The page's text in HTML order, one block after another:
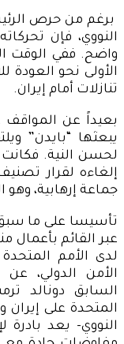
برغم من حرص
النووي، فإن
واضح. ففي الوقت
الأولى نحو العودة
تنازلات أمام إيران.
بعيداً عن المواقف
يبعثها “بايدن”
لحسن النية. فكانت
إلغاءه لقرار
جماعة إرهابية، وهو
تأسيسا على ما سبق،
عبر القائم بأعمال
لدى الأمم
الأمن الدولي،
السابق دونالد
المتحدة على إيران
النووي- يعد